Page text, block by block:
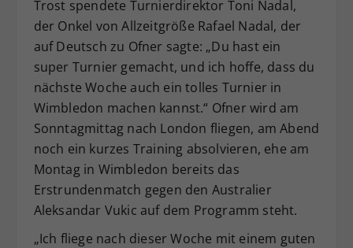
Trost spendete Turnierdirektor Toni Nadal,
der Onkel von Allzeitgröße Rafael Nadal, der
auf Deutsch zu Ofner sagte: „Du hast ein
super Turnier gemacht, und ich hoffe, dass du
nächste Woche auch ein tolles Turnier in
Wimbledon machen kannst.“ Ofner wird am
Sonntagmittag nach London fliegen, am Abend
noch ein kurzes Training absolvieren, ehe am
Montag in Wimbledon bereits das
Erstrundenmatch gegen den Australier
Aleksandar Vukic auf dem Programm steht.
„Ich fliege nach dieser Woche mit einem guten